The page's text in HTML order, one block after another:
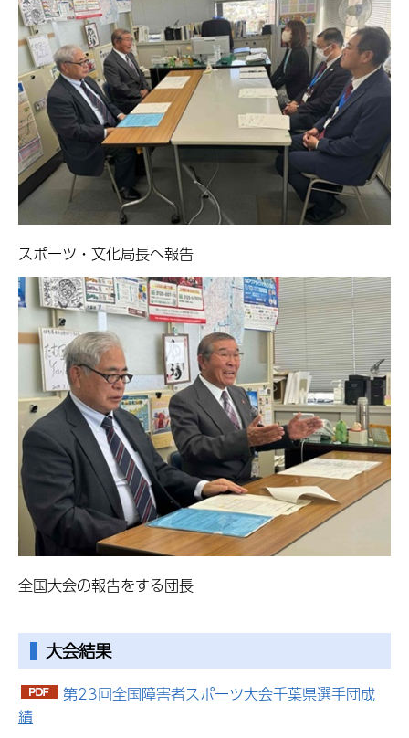
スポーツ・文化局長へ報告
全国大会の報告をする団長
大会結果
第23回全国障害者スポーツ大会千葉県選手団成
績